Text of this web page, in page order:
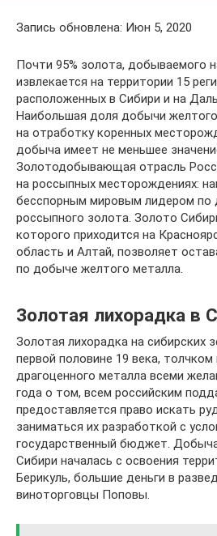
Запись обновлена: Июн 5, 2020
Почти 95% золота, добываемого
извлекается на территории 15
расположенных в Сибири и на
Наибольшая доля добычи
на отработку коренных
добыча имеет не меньшее
Золотодобывающая отрасль
на россыпных месторождениях:
бесспорным мировым лидером по
россыпного золота. Золото
которого приходится на
область и Алтай, позволяет
по добыче желтого металла.
Золотая лихорадка в
Золотая лихорадка на сибирских
первой половине 19 века,
драгоценного металла всеми
года о том, всем российским
предоставляется право искать
заниматься их разработкой с
государственный бюджет.
Сибири началась с освоения
Берикуль, большие деньги в
виноторговцы Поповы.